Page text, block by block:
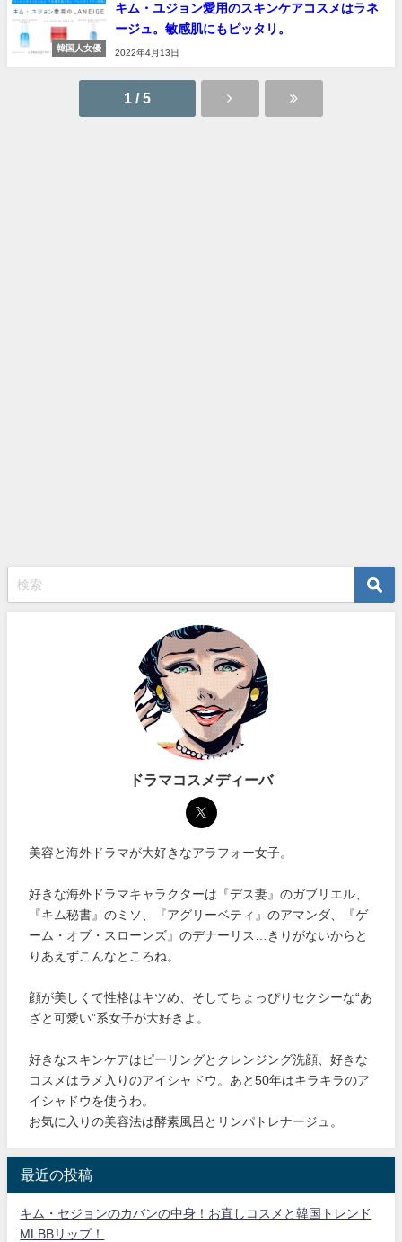
韓国人女優
キム・ユジョン愛用のスキンケアコスメはラネ
ージュ。敏感肌にもピッタリ。
2022年4月13日
1 / 5
ドラマコスメディーバ
美容と海外ドラマが大好きなアラフォー女子。
好きな海外ドラマキャラクターは『デス妻』のガブリエル、
『キム秘書』のミソ、『アグリーベティ』のアマンダ、『ゲ
ーム・オブ・スローンズ』のデナーリス…きりがないからと
りあえずこんなところね。
顔が美しくて性格はキツめ、そしてちょっぴりセクシーな“あ
ざと可愛い”系女子が大好きよ。
好きなスキンケアはピーリングとクレンジング洗顔、好きな
コスメはラメ入りのアイシャドウ。あと50年はキラキラのア
イシャドウを使うわ。
お気に入りの美容法は酵素風呂とリンパトレナージュ。
最近の投稿
キム・セジョンのカバンの中身！お直しコスメと韓国トレンド
MLBBリップ！